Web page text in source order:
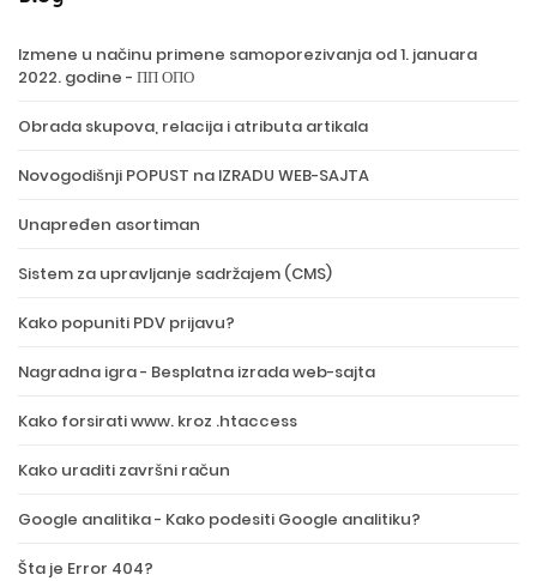
Izmene u načinu primene samoporezivanja od 1. januara
2022. godine - ПП ОПО
Obrada skupova, relacija i atributa artikala
Novogodišnji POPUST na IZRADU WEB-SAJTA
Unapređen asortiman
Sistem za upravljanje sadržajem (CMS)
Kako popuniti PDV prijavu?
Nagradna igra - Besplatna izrada web-sajta
Kako forsirati www. kroz .htaccess
Kako uraditi završni račun
Google analitika - Kako podesiti Google analitiku?
Šta je Error 404?